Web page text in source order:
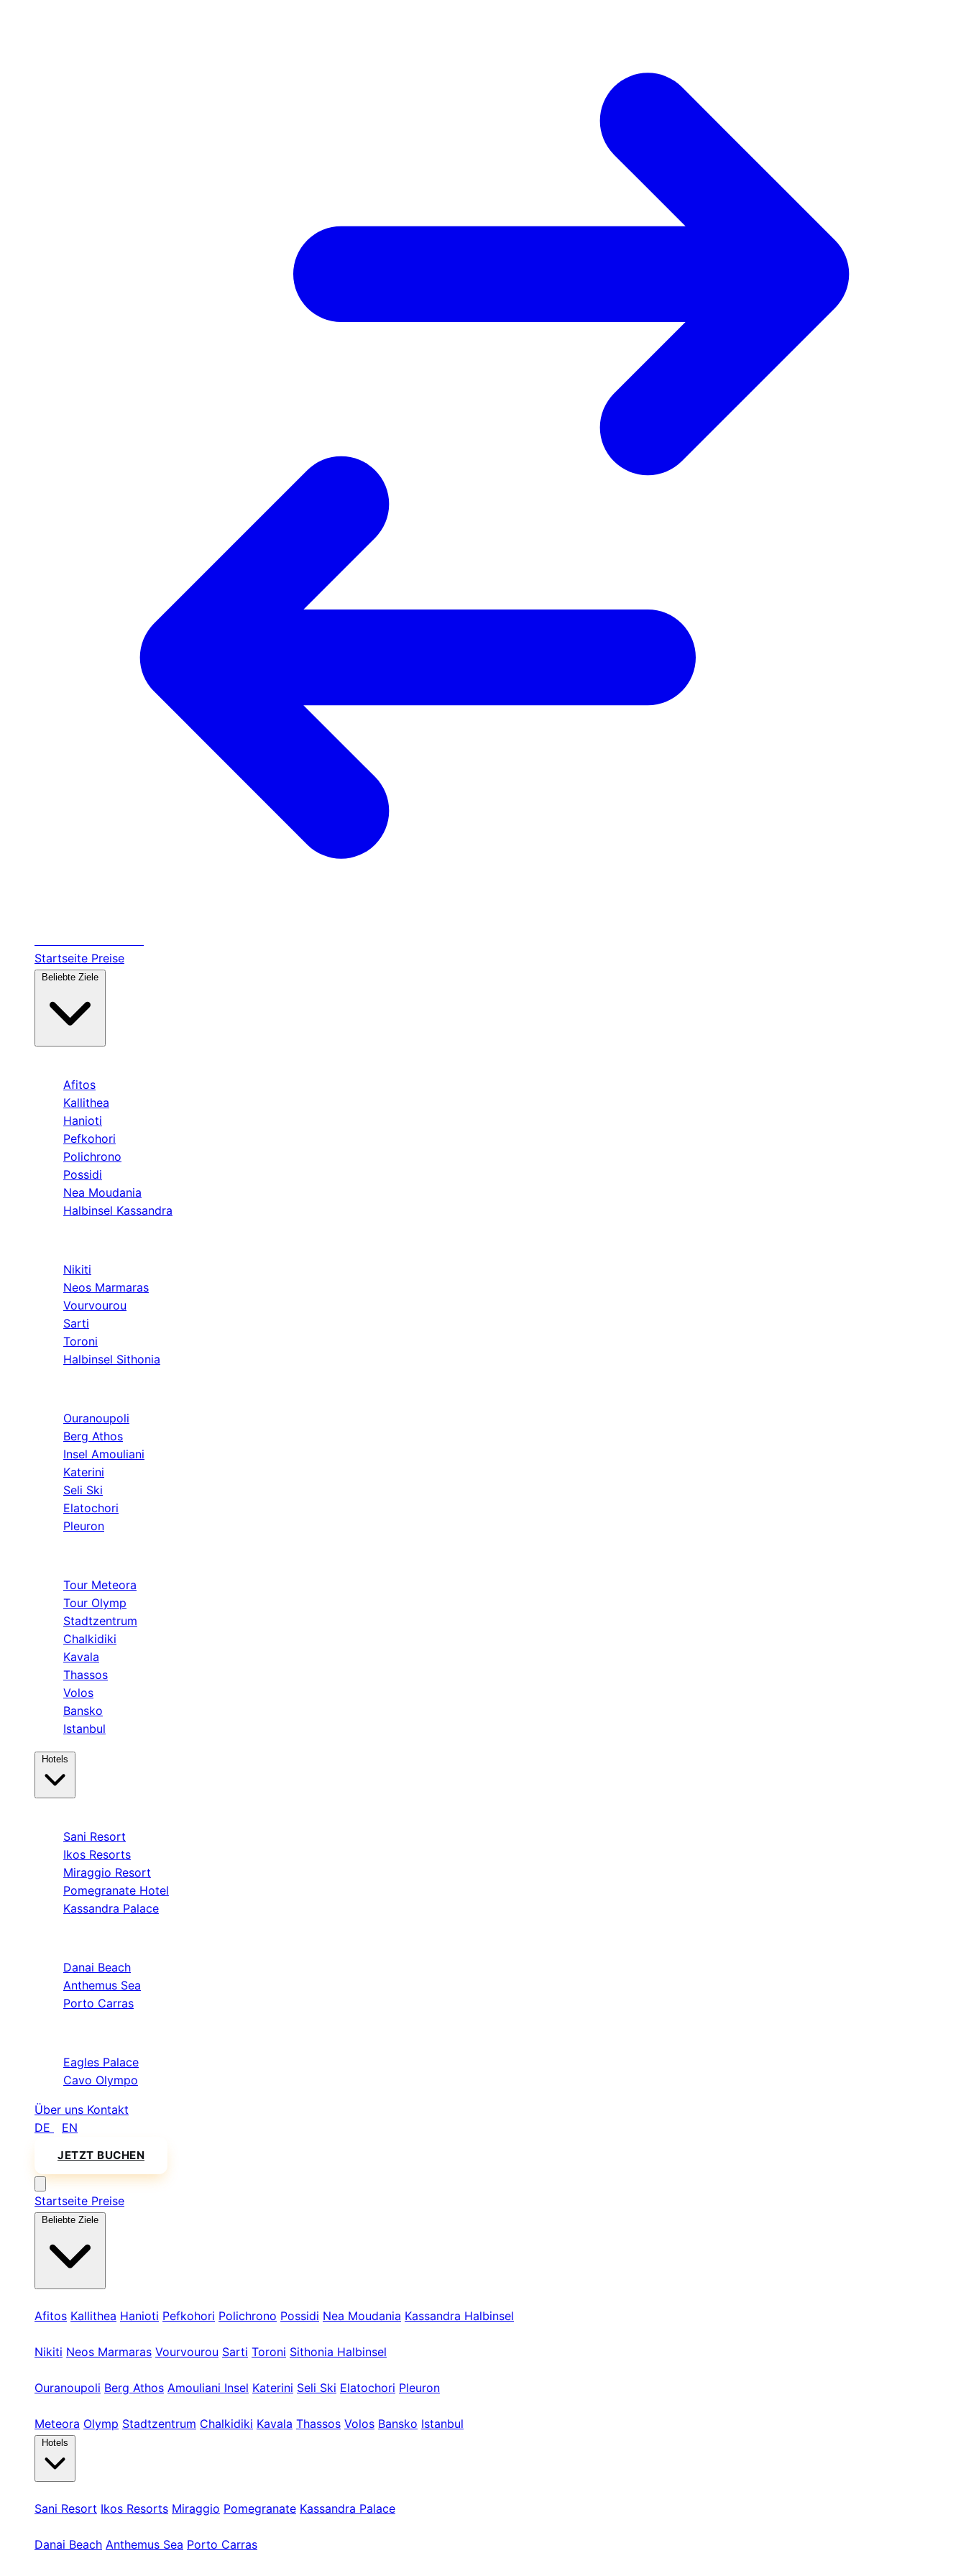
Startseite Preise
Afitos
Kallithea
Hanioti
Pefkohori
Polichrono
Possidi
Nea Moudania
Halbinsel Kassandra
Nikiti
Neos Marmaras
Vourvourou
Sarti
Toroni
Halbinsel Sithonia
Ouranoupoli
Berg Athos
Insel Amouliani
Katerini
Seli Ski
Elatochori
Pleuron
Tour Meteora
Tour Olymp
Stadtzentrum
Chalkidiki
Kavala
Thassos
Volos
Bansko
Istanbul
Sani Resort
Ikos Resorts
Miraggio Resort
Pomegranate Hotel
Kassandra Palace
Danai Beach
Anthemus Sea
Porto Carras
Eagles Palace
Cavo Olympo
Über uns Kontakt
DE
EN
JETZT BUCHEN
Startseite Preise
Beliebte Ziele
Afitos Kallithea Hanioti Pefkohori Polichrono Possidi Nea Moudania Kassandra Halbinsel
Nikiti Neos Marmaras Vourvourou Sarti Toroni Sithonia Halbinsel
Ouranoupoli Berg Athos Amouliani Insel Katerini Seli Ski Elatochori Pleuron
Meteora Olymp Stadtzentrum Chalkidiki Kavala Thassos Volos Bansko Istanbul
Hotels
Sani Resort Ikos Resorts Miraggio Pomegranate Kassandra Palace
Danai Beach Anthemus Sea Porto Carras